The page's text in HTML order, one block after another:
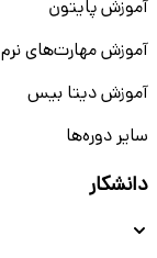
آموزش پایتون
آموزش مهارت‌های نرم
آموزش دیتا بیس
سایر دوره‌ها
دانشکار